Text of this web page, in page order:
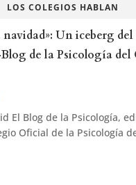
LOS COLEGIOS HABLAN
Un iceberg
de la Psicología del
El Blog de la Psicología,
Oficial de la Psicología